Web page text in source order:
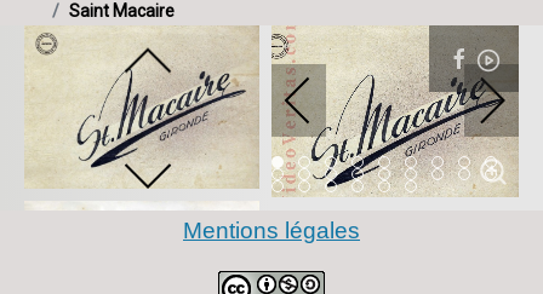
Saint Macaire
Item 0Item 1Item 2Item 3Item 4Item 5Item 6Item 7Item
Item 9Item 10
Item 11
Item 12
Item 13
Item 14
Item 15
Item 16
Item
Item 18
Item 19
Item 20
Item 21
Item 22
Item 23
Mentions légales